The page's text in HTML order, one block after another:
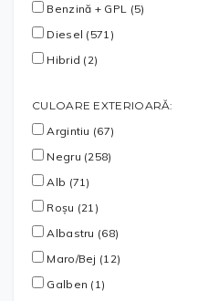
Benzină + GPL (5)
Diesel (571)
Hibrid (2)
CULOARE EXTERIOARĂ:
Argintiu (67)
Negru (258)
Alb (71)
Roșu (21)
Albastru (68)
Maro/Bej (12)
Galben (1)